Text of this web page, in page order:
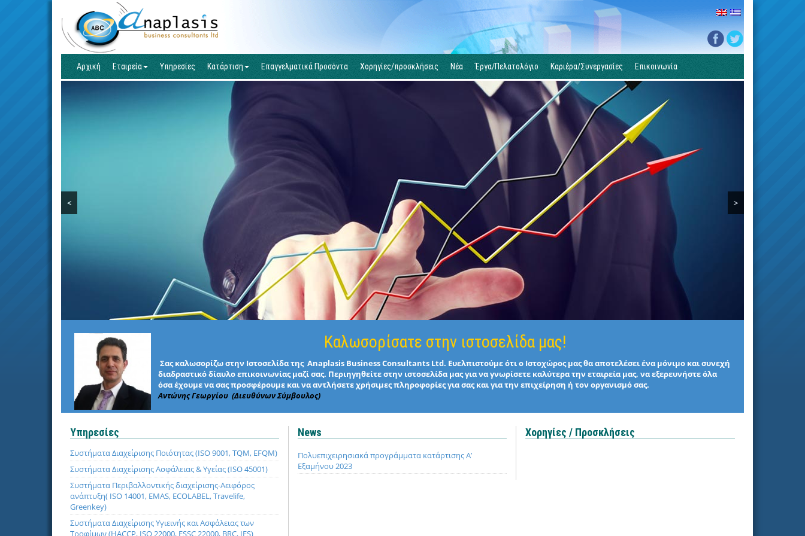
Αρχική Εταιρεία Υπηρεσίες Κατάρτιση Επαγγελματικά Προσόντα Χορηγίες/προσκλήσεις Νέα Έργα/Πελατολόγιο Καριέρα/Συνεργασίες Επικοινωνία
< >
Καλωσορίσατε στην ιστοσελίδα μας!
Σας καλωσορίζω στην Ιστοσελίδα της Anaplasis Business Consultants Ltd. Ευελπιστούμε ότι ο Ιστοχώρος μας θα αποτελέσει ένα μόνιμο και συνεχή
διαδραστικό δίαυλο επικοινωνίας μαζί σας. Περιηγηθείτε στην ιστοσελίδα μας για να γνωρίσετε καλύτερα την εταιρεία μας, να εξερευνήστε όλα
όσα έχουμε να σας προσφέρουμε και να αντλήσετε χρήσιμες πληροφορίες για σας και για την επιχείρηση ή τον οργανισμό σας.
Αντώνης Γεωργίου (Διευθύνων Σύμβουλος)
Υπηρεσίες
Συστήματα Διαχείρισης Ποιότητας (ISO 9001, TQM, EFQM)
Συστήματα Διαχείρισης Ασφάλειας & Υγείας (ISO 45001)
Συστήματα Περιβαλλοντικής διαχείρισης-Αειφόρος
ανάπτυξη( ISO 14001, EMAS, ECOLABEL, Travelife,
Greenkey)
Συστήματα Διαχείρισης Υγιεινής και Ασφάλειας των
Τροφίμων (HACCP, ISO 22000, FSSC 22000, BRC, IFS)
News
Πολυεπιχειρησιακά προγράμματα κατάρτισης Α’
Εξαμήνου 2023
Χορηγίες / Προσκλήσεις